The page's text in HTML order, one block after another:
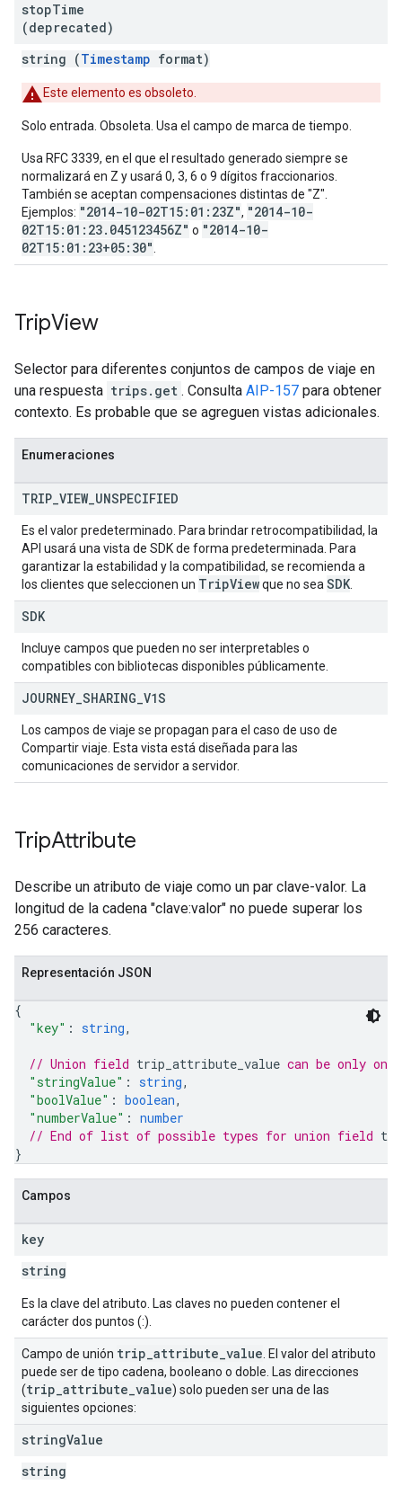
stopTime
(deprecated)
string (Timestamp format)
Este elemento es obsoleto.
Solo entrada. Obsoleta. Usa el campo de marca de tiempo.
Usa RFC 3339, en el que el resultado generado siempre se
normalizará en Z y usará 0, 3, 6 o 9 dígitos fraccionarios.
También se aceptan compensaciones distintas de "Z".
Ejemplos: "2014-10-02T15:01:23Z", "2014-10-
02T15:01:23.045123456Z" o "2014-10-
02T15:01:23+05:30"
TripView
Selector para diferentes conjuntos de campos de viaje en
una respuesta trips.get . Consulta AIP-157 para obtener
contexto. Es probable que se agreguen vistas adicionales.
Enumeraciones
TRIP VIEW_ UNSPECIFIED
Es el valor predeterminado. Para brindar retrocompatibilidad, la
API usará una vista de SDK de forma predeterminada. Para
garantizar la estabilidad y la compatibilidad, se recomienda a
los clientes que seleccionen un TripViewque no sea SDK
SDK
Incluye campos que pueden no ser interpretables o
compatibles con bibliotecas disponibles públicamente.
JOURNEY SHARING V1S
Los campos de viaje se propagan para el caso de uso de
Compartir viaje. Esta vista está diseñada para las
comunicaciones de servidor a servidor.
TripAttribute
Describe un atributo de viaje como un par clave-valor. La
longitud de la cadena "clave:valor" no puede superar los
256 caracteres.
Representación JSON
{
"key" : string,
// Union field trip_attribute_value can be only
"stringValue" : string,
"boolValue" : boolean,
"numberValue" : number
// End of list of possible types for union field
}
Campos
key
string
Es la clave del atributo. Las claves no pueden contener el
carácter dos puntos (:).
Campo de unión trip attribute value . El valor del atributo
puede ser de tipo cadena, booleano o doble. Las direcciones
(trip attribute value) solo pueden ser una de las
siguientes opciones:
stringValue
string